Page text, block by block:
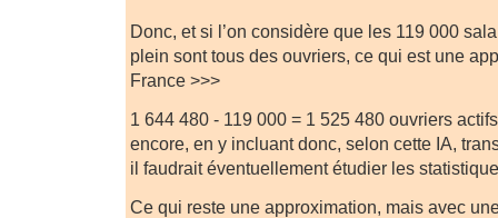
Donc, et si l’on considère que les 119 000
plein sont tous des ouvriers, ce qui est une
France >>>
1 644 480 - 119 000 = 1 525 480 ouvriers
encore, en y incluant donc, selon cette IA,
il faudrait éventuellement étudier les
Ce qui reste une approximation, mais avec